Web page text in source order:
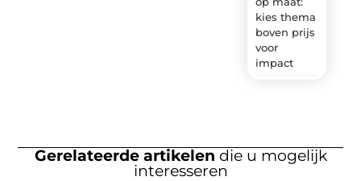
kies thema
boven prijs
voor
impact
Gerelateerde artikelen die u mogelijk
interesseren